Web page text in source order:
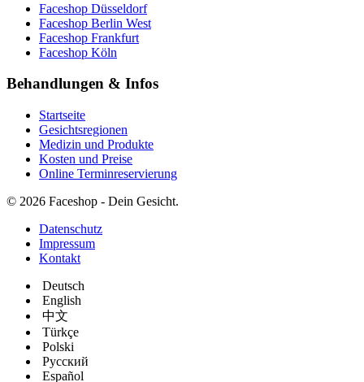
Faceshop Düsseldorf
Faceshop Berlin West
Faceshop Frankfurt
Faceshop Köln
Behandlungen & Infos
Startseite
Gesichtsregionen
Medizin und Produkte
Kosten und Preise
Online Terminreservierung
© 2026 Faceshop - Dein Gesicht.
Datenschutz
Impressum
Kontakt
Deutsch
English
中文
Türkçe
Polski
Русский
Español